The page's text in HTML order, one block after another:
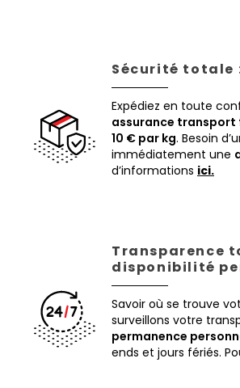
Sécurité totale
Expédiez en toute
assurance transport
10 € par kg. Besoin
immédiatement une
d’informations ici.
Transparence
disponibilité
Savoir où se trouve
surveillons votre
permanence
ends et jours fériés.